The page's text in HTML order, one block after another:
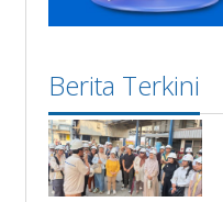
Berita Terkini